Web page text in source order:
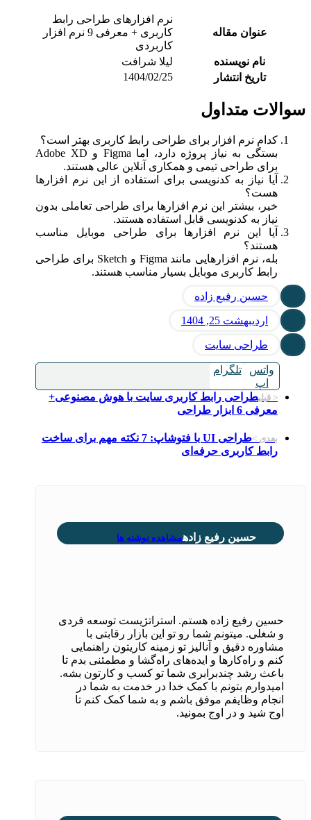
عنوان مقاله
نرم افزارهای طراحی رابط
کاربری + معرفی 9 نرم افزار
کاربردی
نام نویسنده
لیلا شرافت
تاریخ انتشار
1404/02/25
سوالات متداول
کدام نرم افزار برای طراحی رابط کاربری بهتر است؟
بستگی به نیاز پروژه دارد، اما Figma و Adobe XD
برای طراحی تیمی و همکاری آنلاین عالی هستند.
آیا نیاز به کدنویسی برای استفاده از این نرم افزارها
هست؟
خیر، بیشتر این نرم افزارها برای طراحی تعاملی بدون
نیاز به کدنویسی قابل استفاده هستند.
آیا این نرم افزارها برای طراحی موبایل مناسب
هستند؟
بله، نرم افزارهایی مانند Figma و Sketch برای طراحی
رابط کاربری موبایل بسیار مناسب هستند.
حسین رفیع زاده
اردیبهشت 25, 1404
طراحی سایت
واتس
اپ
تلگرام
< قبلیطراحی رابط کاربری سایت با هوش مصنوعی+
معرفی 6 ابزار طراحی
بعدی >
طراحی UI با فتوشاپ: 7 نکته مهم برای ساخت
رابط کاربری حرفه‌ای
حسین رفیع زادهمشاهده نوشته ها
حسین رفیع زاده هستم. استراتژیست توسعه فردی
و شغلی. میتونم شما رو تو این بازار رقابتی با
مشاوره دقیق و آنالیز تو زمینه کاریتون راهنمایی
کنم و راه‌کارها و ایده‌های راه‌گشا و مطمئنی بدم تا
باعث رشد چندبرابری شما تو کسب و کارتون بشه.
امیدوارم بتونم با کمک خدا در خدمت به شما در
انجام وظایفم موفق باشم و به شما کمک کنم تا
اوج شید و در اوج بمونید.